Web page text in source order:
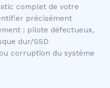
complet de votre
précisément
: pilote défectueux,
dur/SSD
corruption du système